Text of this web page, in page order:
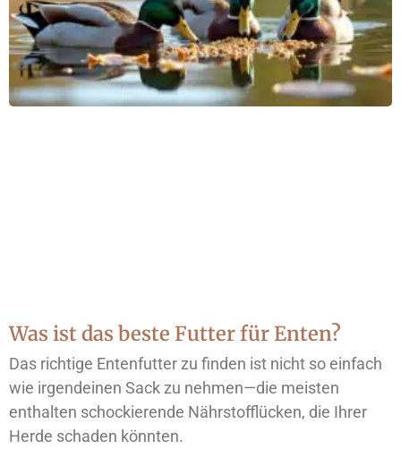
Was ist das beste Futter für Enten?
Das richtige Entenfutter zu finden ist nicht so einfach
wie irgendeinen Sack zu nehmen—die meisten
enthalten schockierende Nährstofflücken, die Ihrer
Herde schaden könnten.